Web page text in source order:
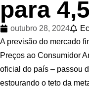
para
outubro 28, 2024
A previsão do mercado
Preços ao Consumidor
oficial do país – passou
estourando o teto da